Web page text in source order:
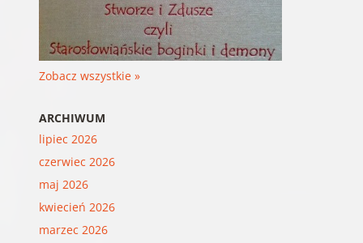
Zobacz wszystkie »
ARCHIWUM
lipiec 2026
czerwiec 2026
maj 2026
kwiecień 2026
marzec 2026